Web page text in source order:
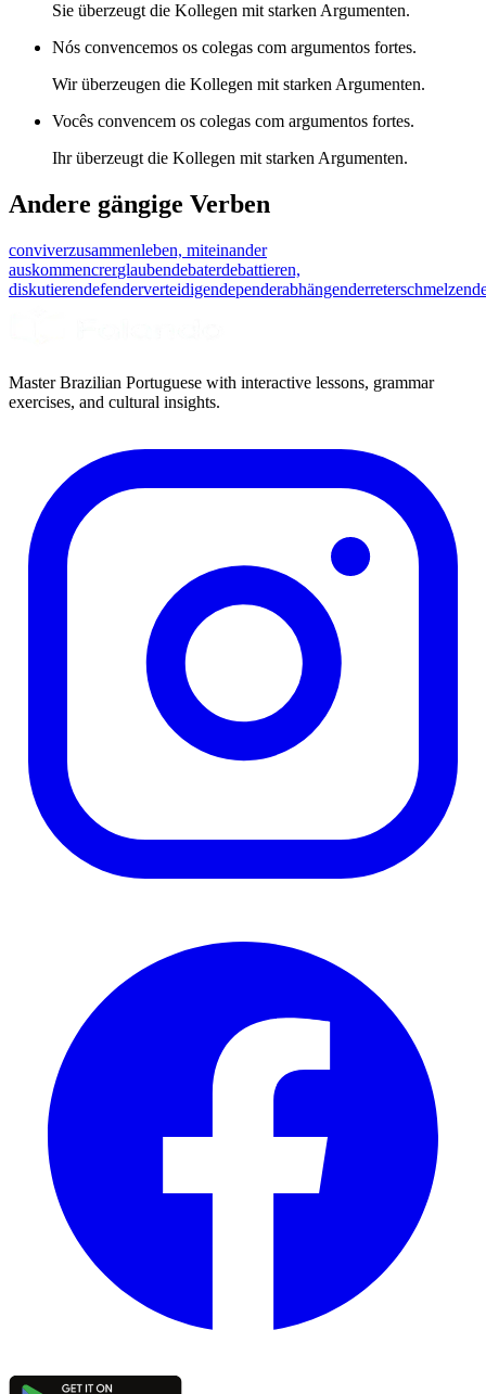
Sie überzeugt die Kollegen mit starken Argumenten.
Nós convencemos os colegas com argumentos fortes.
Wir überzeugen die Kollegen mit starken Argumenten.
Vocês convencem os colegas com argumentos fortes.
Ihr überzeugt die Kollegen mit starken Argumenten.
Andere gängige Verben
conviverzusammenleben, miteinander
auskommencrerglaubendebaterdebattieren,
diskutierendefenderverteidigendependerabhängenderreterschmelzen
Master Brazilian Portuguese with interactive lessons, grammar
exercises, and cultural insights.